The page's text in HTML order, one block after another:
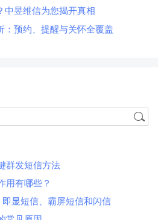
中昱维信为您揭开真相
：预约、提醒与关怀全覆盖
群发短信方法
用有哪些？
显短信、霸屏短信和闪信
常见原因